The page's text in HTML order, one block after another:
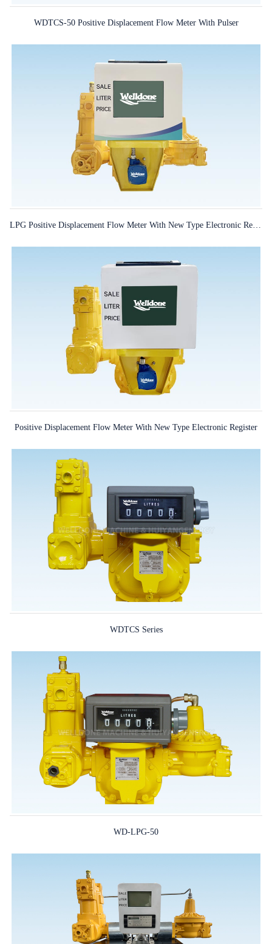
WDTCS-50 Positive Displacement Flow Meter With Pulser
LPG Positive Displacement Flow Meter With New Type Electronic Register
Positive Displacement Flow Meter With New Type Electronic Register
WDTCS Series
WD-LPG-50